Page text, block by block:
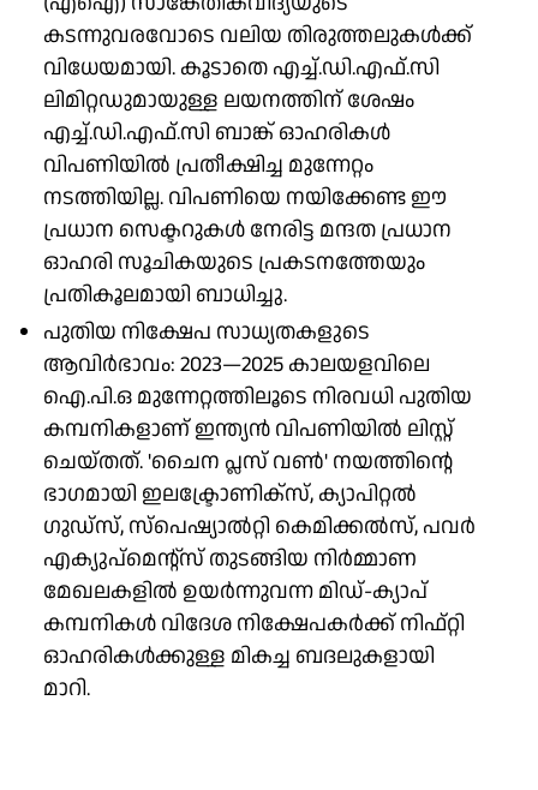
കടന്നുവരവോടെ വലിയ തിരുത്തലുകൾക്ക്
വിധേയമായി. കൂടാതെ എച്ച്.ഡി.എഫ്.സി
ലിമിറ്റഡുമായുള്ള ലയനത്തിന് ശേഷം
എച്ച്.ഡി.എഫ്.സി ബാങ്ക് ഓഹരികൾ
വിപണിയിൽ പ്രതീക്ഷിച്ച മുന്നേറ്റം
നടത്തിയില്ല. വിപണിയെ നയിക്കേണ്ട ഈ
പ്രധാന സെക്ടറുകൾ നേരിട്ട മന്ദത പ്രധാന
ഓഹരി സൂചികയുടെ പ്രകടനത്തേയും
പ്രതികൂലമായി ബാധിച്ചു.
പുതിയ നിക്ഷേപ സാധ്യതകളുടെ
ആവിർഭാവം: 2023—2025 കാലയളവിലെ
ഐ.പി.ഒ മുന്നേറ്റത്തിലൂടെ നിരവധി പുതിയ
കമ്പനികളാണ് ഇന്ത്യൻ വിപണിയിൽ ലിസ്റ്റ്
ചെയ്തത്. 'ചൈന പ്ലസ് വൺ' നയത്തിന്റെ
ഭാഗമായി ഇലക്ട്രോണിക്സ്, ക്യാപിറ്റൽ
ഗുഡ്സ്, സ്പെഷ്യാൽറ്റി കെമിക്കൽസ്, പവർ
എക്യുപ്‌മെന്റ്സ് തുടങ്ങിയ നിർമ്മാണ
മേഖലകളിൽ ഉയർന്നുവന്ന മിഡ്-ക്യാപ്
കമ്പനികൾ വിദേശ നിക്ഷേപകർക്ക് നിഫ്റ്റി
ഓഹരികൾക്കുള്ള മികച്ച ബദലുകളായി
മാറി.